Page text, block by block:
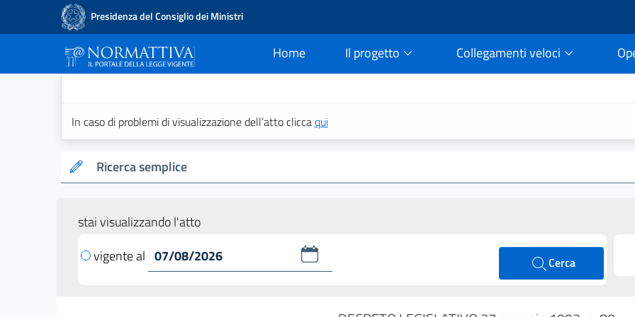
Presidenza del Consiglio dei Ministri
Home
current Il progetto Collegamenti veloci
In caso di problemi di visualizzazione dell’atto cliccaqui
Ricerca semplice
stai visualizzando l'atto
vigente al
Cerca